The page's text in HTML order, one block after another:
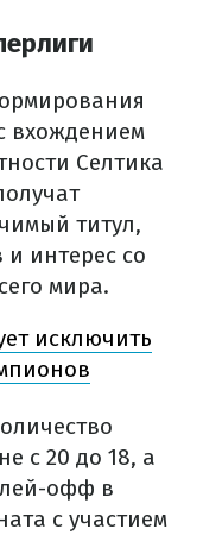
вхождением
Селтика
титул,
интерес со
мира.
исключить
с 20 до 18, а
офф в
с участием